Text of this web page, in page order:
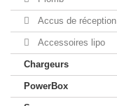
Accus de réception
Accessoires lipo
Chargeurs
PowerBox